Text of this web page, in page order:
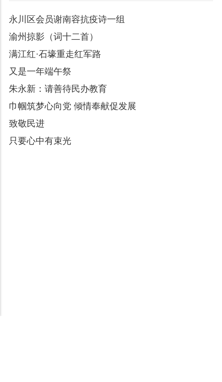
永川区会员谢南容抗疫诗一组
渝州掠影（词十二首）
满江红·石壕重走红军路
又是一年端午祭
朱永新：请善待民办教育
巾帼筑梦心向党 倾情奉献促发展
致敬民进
只要心中有束光